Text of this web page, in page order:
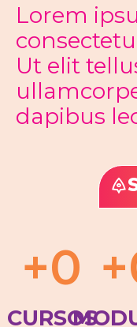
Lorem
Ut elit
dapibus
CURSOS
+0 +